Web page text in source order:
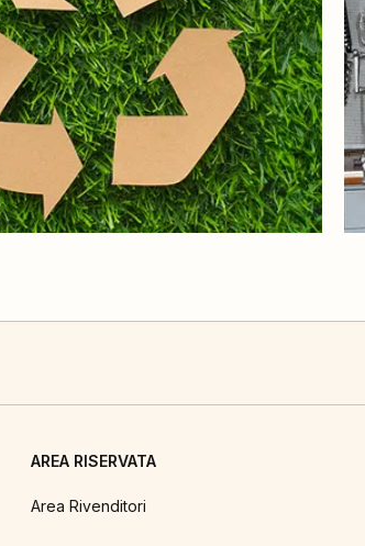
AREA RISERVATA
Area Rivenditori